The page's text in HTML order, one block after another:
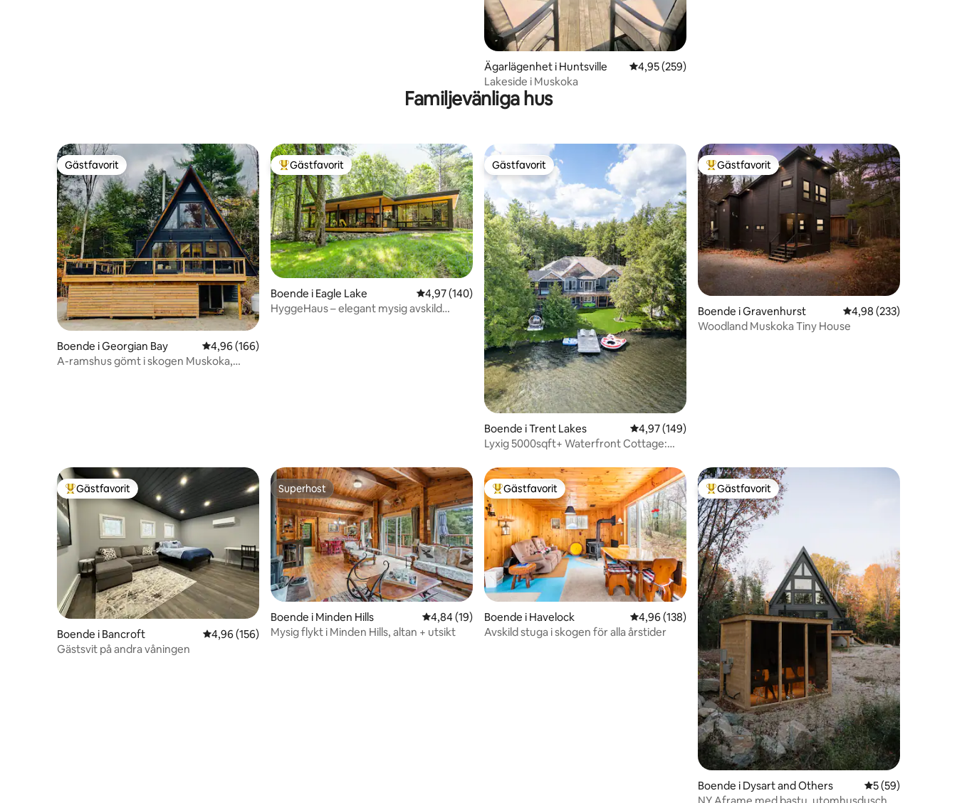
Ägarlägenhet i Huntsville 4,95 av 5 i genomsnittligt betyg, 259 omdömen
4,95 (259)
Lakeside i Muskoka
Familjevänliga hus
Gästfavorit
Gästfavorit
Boende i Georgian Bay 4,96 av 5 i genomsnittligt betyg, 166 omdömen
4,96 (166)
A-ramshus gömt i skogen Muskoka,
Populär gästfavorit
Gästfavorit
Boende i Eagle Lake 4,97 av 5 i genomsnittligt betyg, 140 omdömen
4,97 (140)
HyggeHaus – elegant mysig avskild
Gästfavorit
Gästfavorit
Boende i Trent Lakes 4,97 av 5 i genomsnittligt betyg, 149 omdömen
4,97 (149)
Lyxig 5000sqft+ Waterfront Cottage:
Populär gästfavorit
Gästfavorit
Boende i Gravenhurst 4,98 av 5 i
4,98 (233)
Woodland Muskoka Tiny House
Populär gästfavorit
Gästfavorit
Boende i Bancroft 4,96 av 5 i genomsnittligt betyg, 156 omdömen
4,96 (156)
Gästsvit på andra våningen
Superhost
Superhost
Boende i Minden Hills 4,84 av 5 i genomsnittligt betyg, 19 omdömen
4,84 (19)
Mysig flykt i Minden Hills, altan + utsikt
Populär gästfavorit
Gästfavorit
Boende i Havelock 4,96 av 5 i genomsnittligt betyg, 138 omdömen
4,96 (138)
Avskild stuga i skogen för alla årstider
Populär gästfavorit
Gästfavorit
Boende i Dysart and Others 5 av 5 i
5 (59)